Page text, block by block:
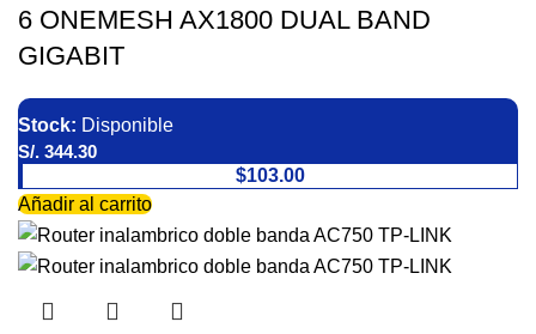
6 ONEMESH AX1800 DUAL BAND
GIGABIT
Stock: Disponible
S/. 344.30
$103.00
Añadir al carrito